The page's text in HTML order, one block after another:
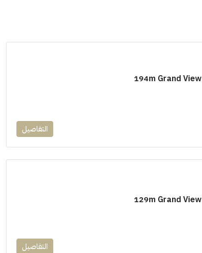
التفاصيل
التفاصيل
ابراج زيد الشيخ زايد 10 % و قسط 6
دي جويا ٣ العاصمة الادارية ادفع ١٠%
وقسط حتي ١٠ سنوات ( عاين وحدتك)